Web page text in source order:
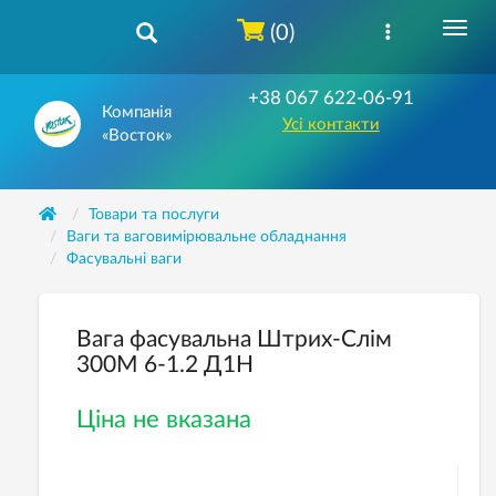
Компанія
«Восток»
+38 067 622-06-91
Усі контакти
(0)
Товари та послуги
Ваги та ваговимірювальне обладнання
Фасувальнi ваги
Вага фасувальна Штрих-Слім
300М 6-1.2 Д1Н
Ціна не вказана